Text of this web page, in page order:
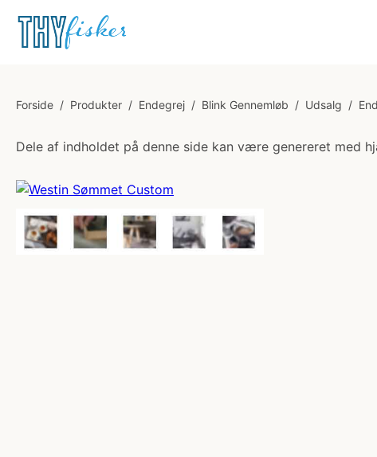
Forside / Produkter / Endegrej / Blink Gennemløb / Udsalg /
Dele af indholdet på denne side kan være genereret med